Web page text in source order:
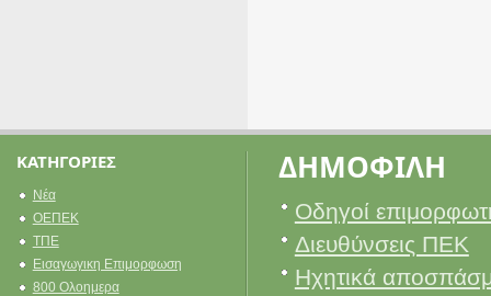
ΚΑΤΗΓΟΡΙΕΣ
Νέα
ΟΕΠΕΚ
ΤΠΕ
Εισαγωγικη Επιμορφωση
800 Ολοημερα
ΔΗΜΟΦΙΛΗ
Οδηγοί
Διευθύνσεις ΠΕΚ
Ηχητικά